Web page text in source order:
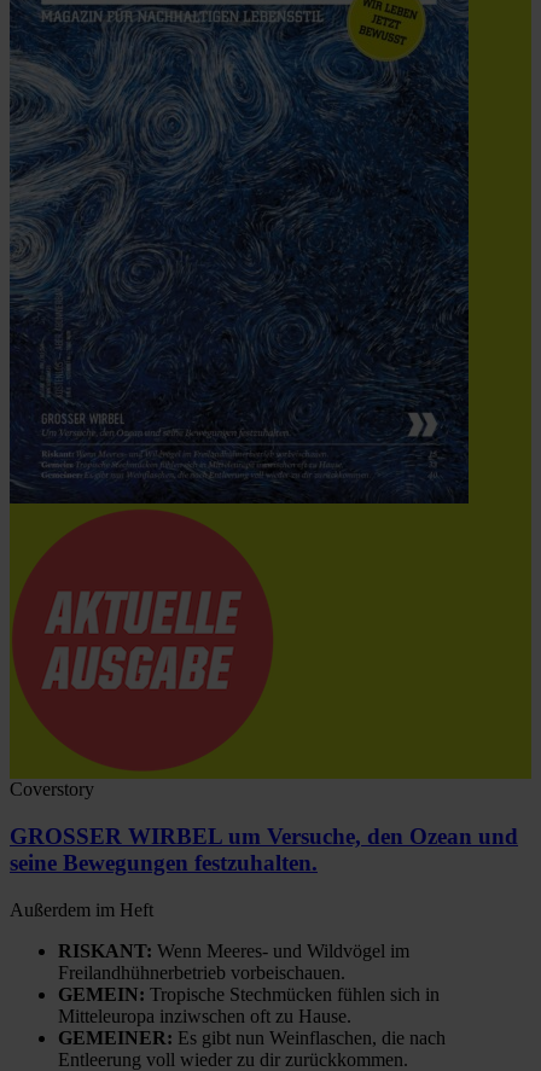
Coverstory
GROSSER WIRBEL um Versuche, den Ozean und
seine Bewegungen festzuhalten.
Außerdem im Heft
RISKANT: Wenn Meeres- und Wildvögel im
Freilandhühnerbetrieb vorbeischauen.
GEMEIN: Tropische Stechmücken fühlen sich in
Mitteleuropa inziwschen oft zu Hause.
GEMEINER: Es gibt nun Weinflaschen, die nach
Entleerung voll wieder zu dir zurückkommen.